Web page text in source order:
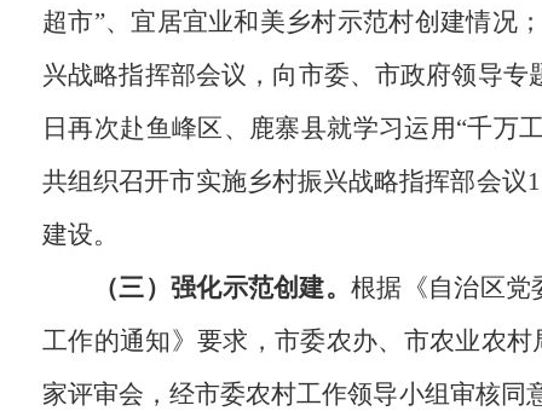
超市”、宜居宜业和美乡村示范村创建情况
兴战略指挥部会议，向市委、市政府领导
日再次赴鱼峰区、鹿寨县就学习运用“千万
共组织召开市实施乡村振兴战略指挥部会
建设。
（三）强化示范创建。根据《自治区党
工作的通知》要求，市委农办、市农业农
家评审会，经市委农村工作领导小组审核同